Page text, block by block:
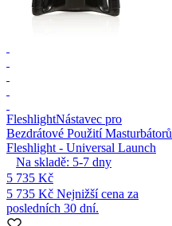
FleshlightNástavec pro
Bezdrátové Použití Masturbátorů
Fleshlight - Universal Launch
Na skladě: 5-7 dny
5 735 Kč
5 735 Kč Nejnižší cena za
posledních 30 dní.